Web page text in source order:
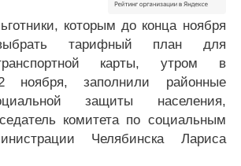
которым до конца ноября
тарифный план для
карты, утром в
ноября, заполнили районные
защиты населения,
комитета по социальным
Челябинска Лариса